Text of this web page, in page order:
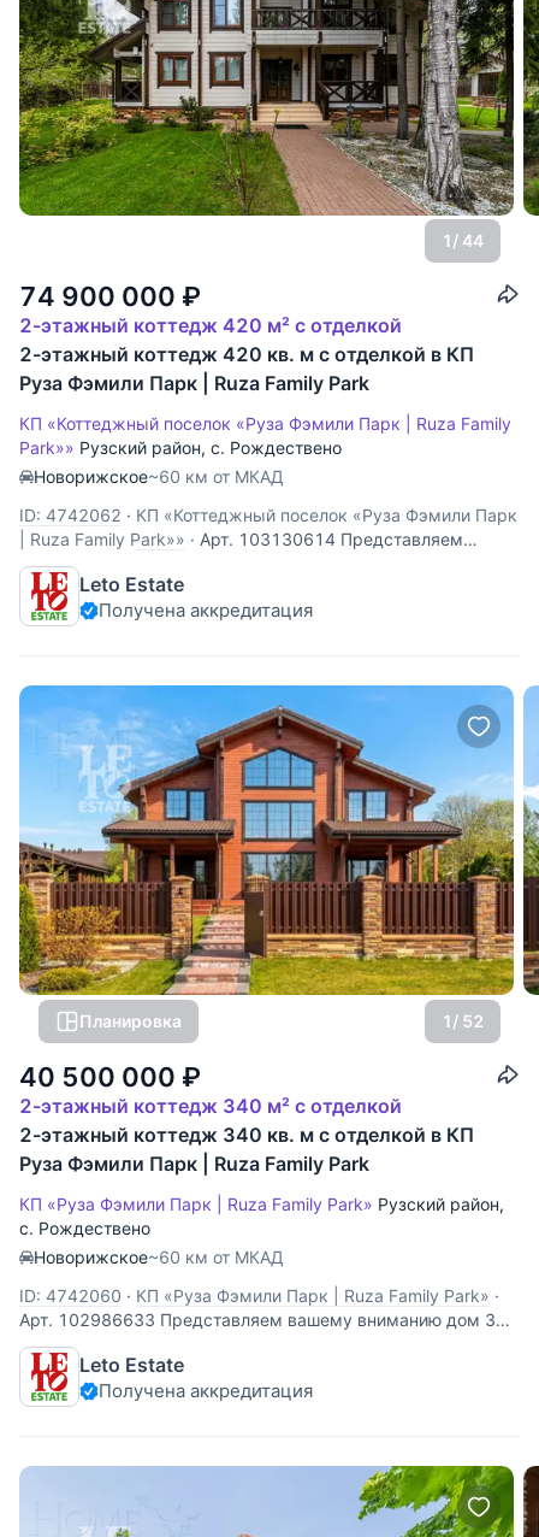
1/ 44
74 900 000 ₽
2-этажный коттедж 420 м² с отделкой
2-этажный коттедж 420 кв. м с отделкой в КП
Руза Фэмили Парк | Ruza Family Park
КП «Коттеджный поселок «Руза Фэмили Парк | Ruza Family
Park»» Рузский район, с. Рождествено
Новорижское~60 км от МКАД
ID: 4742062 · КП «Коттеджный поселок «Руза Фэмили Парк
| Ruza Family Park»» · Арт. 103130614 Представляем
вашему вниманию дом 320 кв.м. из бруса на лесном
участке с бассейном в охраняемом коттеджном поселке
Руза Фэмили Парк с контактным зоопарком, детским
Leto Estate
Получена аккредитация
Планировка 1/ 52
40 500 000 ₽
2-этажный коттедж 340 м² с отделкой
2-этажный коттедж 340 кв. м с отделкой в КП
Руза Фэмили Парк | Ruza Family Park
КП «Руза Фэмили Парк | Ruza Family Park» Рузский район,
с. Рождествено
Новорижское~60 км от МКАД
ID: 4742060 · КП «Руза Фэмили Парк | Ruza Family Park» ·
Арт. 102986633 Представляем вашему вниманию дом 340
кв.м. из бруса в охраняемом коттеджном поселке Руза
Фэмили Парк с контактным зоопарком, детским
развлекательным центром, спа-комплексом и тремя
Leto Estate
Получена аккредитация